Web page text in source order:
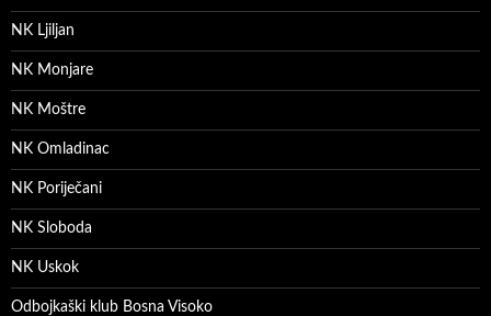
NK Ljiljan
NK Monjare
NK Moštre
NK Omladinac
NK Poriječani
NK Sloboda
NK Uskok
Odbojkaški klub Bosna Visoko